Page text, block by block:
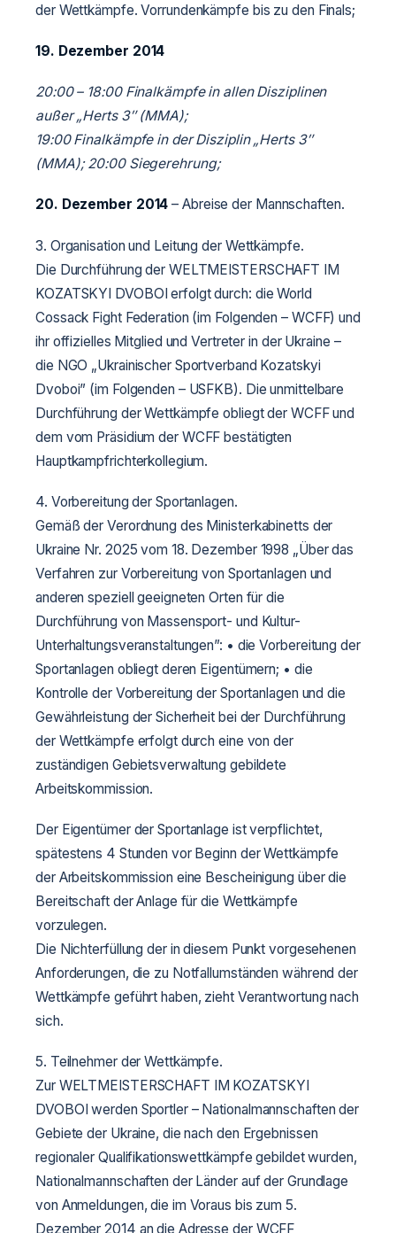
der Wettkämpfe. Vorrundenkämpfe bis zu den Finals;
19. Dezember 2014
20:00 – 18:00 Finalkämpfe in allen Disziplinen
außer „Herts 3″ (MMA);
19:00 Finalkämpfe in der Disziplin „Herts 3″
(MMA);20:00 Siegerehrung;
20. Dezember 2014 – Abreise der Mannschaften.
3. Organisation und Leitung der Wettkämpfe.
Die Durchführung der WELTMEISTERSCHAFT IM
KOZATSKYI DVOBOI erfolgt durch: die World
Cossack Fight Federation (im Folgenden – WCFF) und
ihr offizielles Mitglied und Vertreter in der Ukraine –
die NGO „Ukrainischer Sportverband Kozatskyi
Dvoboi” (im Folgenden – USFKB). Die unmittelbare
Durchführung der Wettkämpfe obliegt der WCFF und
dem vom Präsidium der WCFF bestätigten
Hauptkampfrichterkollegium.
4. Vorbereitung der Sportanlagen.
Gemäß der Verordnung des Ministerkabinetts der
Ukraine Nr. 2025 vom 18. Dezember 1998 „Über das
Verfahren zur Vorbereitung von Sportanlagen und
anderen speziell geeigneten Orten für die
Durchführung von Massensport- und Kultur-
Unterhaltungsveranstaltungen”: • die Vorbereitung der
Sportanlagen obliegt deren Eigentümern; • die
Kontrolle der Vorbereitung der Sportanlagen und die
Gewährleistung der Sicherheit bei der Durchführung
der Wettkämpfe erfolgt durch eine von der
zuständigen Gebietsverwaltung gebildete
Arbeitskommission.
Der Eigentümer der Sportanlage ist verpflichtet,
spätestens 4 Stunden vor Beginn der Wettkämpfe
der Arbeitskommission eine Bescheinigung über die
Bereitschaft der Anlage für die Wettkämpfe
vorzulegen.
Die Nichterfüllung der in diesem Punkt vorgesehenen
Anforderungen, die zu Notfallumständen während der
Wettkämpfe geführt haben, zieht Verantwortung nach
sich.
5. Teilnehmer der Wettkämpfe.
Zur WELTMEISTERSCHAFT IM KOZATSKYI
DVOBOI werden Sportler – Nationalmannschaften der
Gebiete der Ukraine, die nach den Ergebnissen
regionaler Qualifikationswettkämpfe gebildet wurden,
Nationalmannschaften der Länder auf der Grundlage
von Anmeldungen, die im Voraus bis zum 5.
Dezember 2014 an die Adresse der WCFF